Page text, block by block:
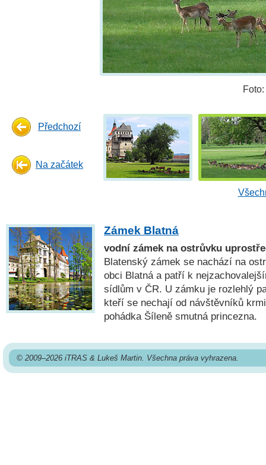
Foto:
Předchozí
Na začátek
Zámek Blatná
vodní zámek na ostrůvku
Blatenský zámek se nachází na
obci Blatná a patří k
sídlům v ČR. U zámku je rozlehlý
kteří se nechají od návštěvníků
pohádka Šíleně smutná princezna.
© 2009–2026 iTRAS & Lukeš Martin. Všechna práva vyhrazena.